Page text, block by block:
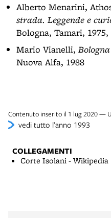
Alberto Menarini,
strada. Leggende e
Bologna, Tamari,
Mario Vianelli,
Nuova Alfa, 1988
Contenuto inserito il 1 lug 2020 —
vedi tutto l’anno 1993
COLLEGAMENTI
Corte Isolani - Wikipedia